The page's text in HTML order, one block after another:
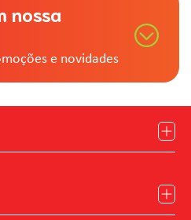
nossa
e novidades